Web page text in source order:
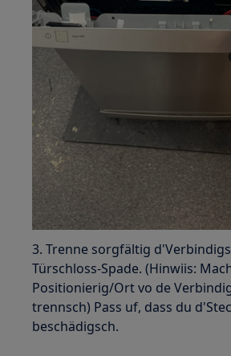
3. Trenne sorgfältig
Türschloss-Spade. (Hinwiis:
Positionierig/Ort vo de
trennsch) Pass uf, dass du
beschädigsch.